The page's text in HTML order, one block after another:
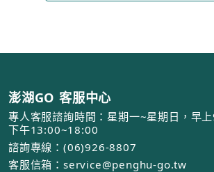
澎湖GO 客服中心
專人客服諮詢時間：星期一~星期日，早
下午13:00~18:00
諮詢專線：(06)926-8807
客服信箱：service@penghu-go.tw